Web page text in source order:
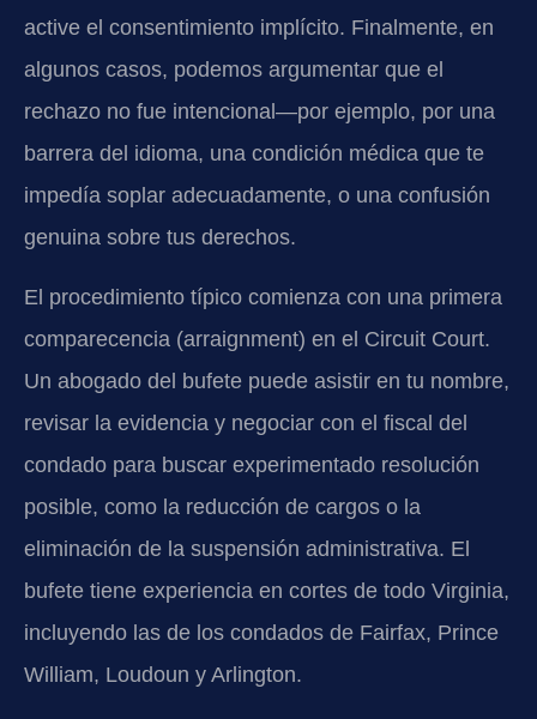
active el consentimiento implícito. Finalmente, en
algunos casos, podemos argumentar que el
rechazo no fue intencional—por ejemplo, por una
barrera del idioma, una condición médica que te
impedía soplar adecuadamente, o una confusión
genuina sobre tus derechos.
El procedimiento típico comienza con una primera
comparecencia (arraignment) en el Circuit Court.
Un abogado del bufete puede asistir en tu nombre,
revisar la evidencia y negociar con el fiscal del
condado para buscar experimentado resolución
posible, como la reducción de cargos o la
eliminación de la suspensión administrativa. El
bufete tiene experiencia en cortes de todo Virginia,
incluyendo las de los condados de Fairfax, Prince
William, Loudoun y Arlington.